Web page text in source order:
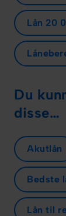
Lån 20
Du
disse…
Akutlån
Bedste
Lån til